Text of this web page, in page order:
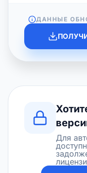
ДАННЫЕ
Для